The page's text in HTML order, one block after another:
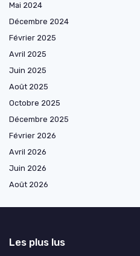
Mai 2024
Décembre 2024
Février 2025
Avril 2025
Juin 2025
Août 2025
Octobre 2025
Décembre 2025
Février 2026
Avril 2026
Juin 2026
Août 2026
Les plus lus